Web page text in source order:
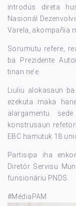
introdús direta
Nasionál
Varela, akompañia
Sorumutu refere,
ba Prezidente
tinan ne’e.
Liuliu alokasaun
ezekuta maka
alargamentu
konstrusaun
EBC hamutuk 18
Partisipa iha
Diretór Servisu
funsionáriu PNDS.
#MédiaPAM